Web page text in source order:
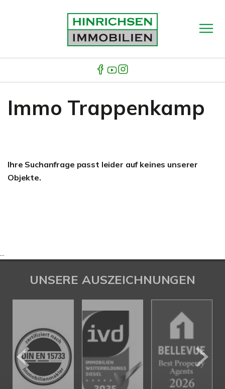
Immo Trappenkamp
Ihre Suchanfrage passt leider auf keines unserer
Objekte.
...
UNSERE AUSZEICHNUNGEN